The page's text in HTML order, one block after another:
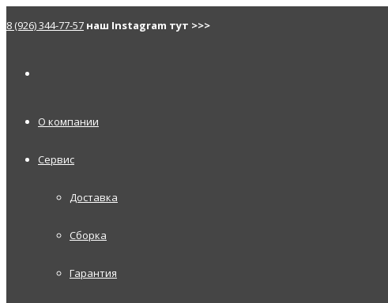
8 (926) 344-77-57 наш Instagram тут >>>
О компании
Сервис
Доставка
Сборка
Гарантия